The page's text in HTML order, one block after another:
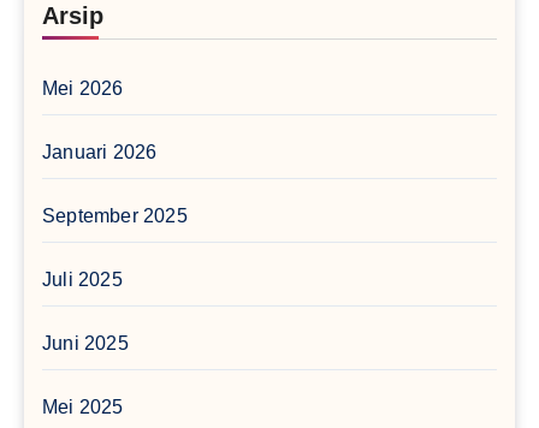
Arsip
Mei 2026
Januari 2026
September 2025
Juli 2025
Juni 2025
Mei 2025